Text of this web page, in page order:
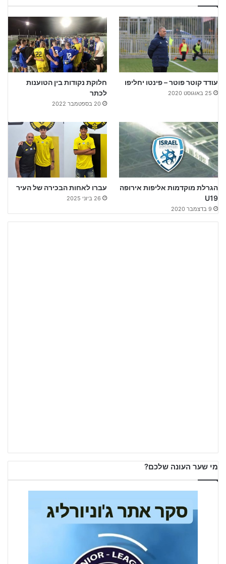
עודד קוטר פוטר – פינטו יחליפו
25 באוגוסט 2020
חלוקת נקודות בין הטוענות
לכתר
20 בספטמבר 2022
הגרלת מוקדמות אליפות אירופה
U19
9 בדצמבר 2020
עברו לאחות הבכירה של העיר
26 ביוני 2025
מי שער העונה שלכם?